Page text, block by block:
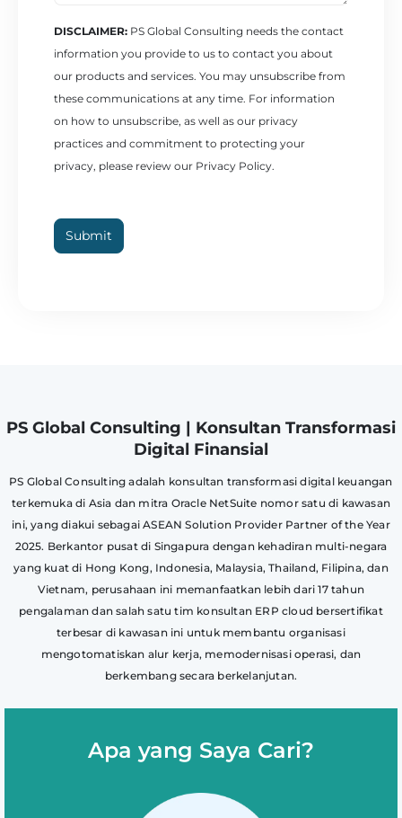
DISCLAIMER: PS Global Consulting needs the contact
information you provide to us to contact you about
our products and services. You may unsubscribe from
these communications at any time. For information
on how to unsubscribe, as well as our privacy
practices and commitment to protecting your
privacy, please review our Privacy Policy.
Submit
PS Global Consulting | Konsultan Transformasi
Digital Finansial
PS Global Consulting adalah konsultan transformasi digital keuangan
terkemuka di Asia dan mitra Oracle NetSuite nomor satu di kawasan
ini, yang diakui sebagai ASEAN Solution Provider Partner of the Year
2025. Berkantor pusat di Singapura dengan kehadiran multi-negara
yang kuat di Hong Kong, Indonesia, Malaysia, Thailand, Filipina, dan
Vietnam, perusahaan ini memanfaatkan lebih dari 17 tahun
pengalaman dan salah satu tim konsultan ERP cloud bersertifikat
terbesar di kawasan ini untuk membantu organisasi
mengotomatiskan alur kerja, memodernisasi operasi, dan
berkembang secara berkelanjutan.
Apa yang Saya Cari?